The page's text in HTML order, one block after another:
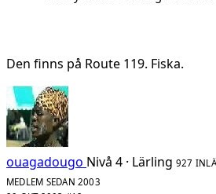
Den finns på Route 119. Fiska.
ouagadougo Nivå 4 · Lärling 927
MEDLEM SEDAN 2003